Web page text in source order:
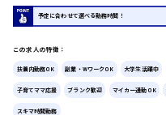
ピッキング・仕分け
フォークリフト
介護・医療系
医師
広島市東区
広島市南区
時給1300円～
予定に合わせて選べる勤務時間！
この求人の特徴：
扶養内勤務OK 副業・WワークOK 大学生活躍中
子育てママ応援 ブランク歓迎 マイカー通勤OK
スキマ時間勤務